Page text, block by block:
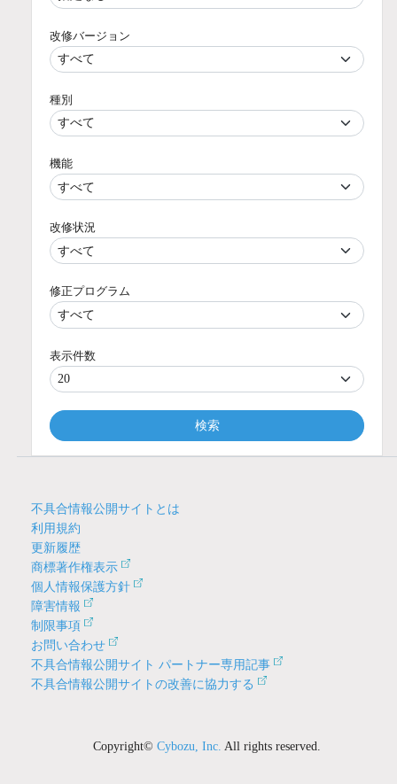
改修バージョン
種別
機能
改修状況
修正プログラム
表示件数
検索
不具合情報公開サイトとは
利用規約
更新履歴
商標著作権表示
個人情報保護方針
障害情報
制限事項
お問い合わせ
不具合情報公開サイト パートナー専用記事
不具合情報公開サイトの改善に協力する
Copyright©Cybozu, Inc. All rights reserved.